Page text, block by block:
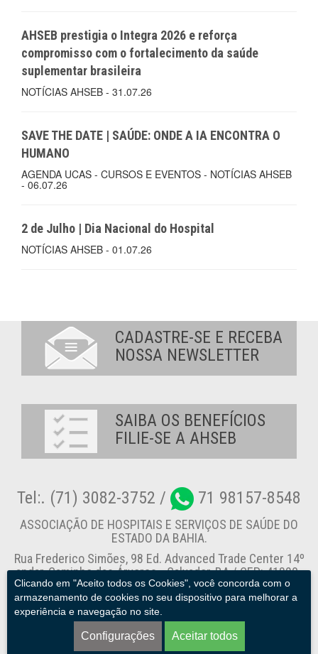
AHSEB prestigia o Integra 2026 e reforça
compromisso com o fortalecimento da saúde
suplementar brasileira
NOTÍCIAS AHSEB - 31.07.26
SAVE THE DATE | SAÚDE: ONDE A IA ENCONTRA O
HUMANO
AGENDA UCAS - CURSOS E EVENTOS - NOTÍCIAS AHSEB
- 06.07.26
2 de Julho | Dia Nacional do Hospital
NOTÍCIAS AHSEB - 01.07.26
Clicando em "Aceito todos os Cookies", você concorda com o
armazenamento de cookies no seu dispositivo para melhorar a
experiência e navegação no site.
Configurações Aceitar todos
CADASTRE-SE E RECEBA
NOSSA NEWSLETTER
SAIBA OS BENEFÍCIOS
FILIE-SE A AHSEB
Tel:. (71) 3082-3752 / 71 98157-8548
ASSOCIAÇÃO DE HOSPITAIS E SERVIÇOS DE SAÚDE DO
ESTADO DA BAHIA.
Rua Frederico Simões, 98 Ed. Advanced Trade Center 14º
andar, Caminho das Árvores - Salvador-BA / CEP: 41820-
774
Canal de Denúncia
AHSEB. © 2013 - 2026. Todos os direitos reservados.